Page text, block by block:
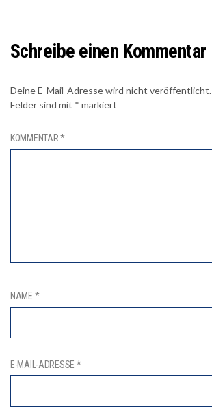
Schreibe einen Kommentar
Deine E-Mail-Adresse wird nicht veröffentlicht.
Felder sind mit * markiert
KOMMENTAR*
NAME *
E-MAIL-ADRESSE *